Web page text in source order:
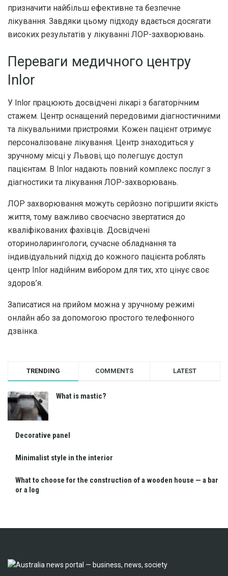
призначити найбільш ефективне та безпечне
лікування. Завдяки цьому підходу вдається досягати
високих результатів у лікуванні ЛОР-захворювань.
Переваги медичного центру
Inlor
У Inlor працюють досвідчені лікарі з багаторічним
стажем. Центр оснащений передовими діагностичними
та лікувальними пристроями. Кожен пацієнт отримує
персоналізоване лікування. Центр знаходиться у
зручному місці у Львові, що полегшує доступ
пацієнтам. В Inlor надають повний комплекс послуг з
діагностики та лікування ЛОР-захворювань.
ЛОР захворювання можуть серйозно погіршити якість
життя, тому важливо своєчасно звертатися до
кваліфікованих фахівців. Досвідчені
оториноларингологи, сучасне обладнання та
індивідуальний підхід до кожного пацієнта роблять
центр Inlor надійним вибором для тих, хто цінує своє
здоров’я.
Записатися на прийом можна у зручному режимі
онлайн або за допомогою простого телефонного
дзвінка.
TRENDING COMMENTS LATEST
What is mastic?
Decorative panel
Minimalist style in the interior
What to choose for the construction of a wooden house — a bar
or a log